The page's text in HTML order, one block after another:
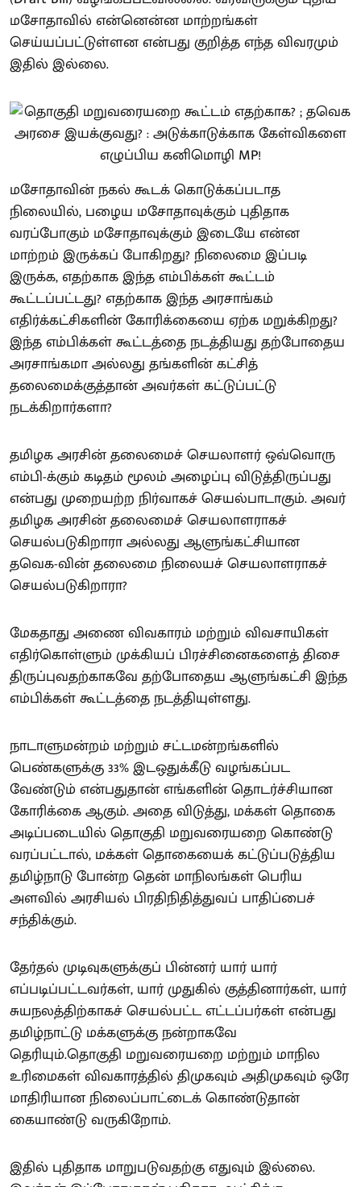
மசோதாவில் என்னென்ன மாற்றங்கள்
செய்யப்பட்டுள்ளன என்பது குறித்த எந்த விவரமும்
இதில் இல்லை.
மசோதாவின் நகல் கூடக் கொடுக்கப்படாத
நிலையில், பழைய மசோதாவுக்கும் புதிதாக
வரப்போகும் மசோதாவுக்கும் இடையே என்ன
மாற்றம் இருக்கப் போகிறது? நிலைமை இப்படி
இருக்க, எதற்காக இந்த எம்பிக்கள் கூட்டம்
கூட்டப்பட்டது? எதற்காக இந்த அரசாங்கம்
எதிர்க்கட்சிகளின் கோரிக்கையை ஏற்க மறுக்கிறது?
இந்த எம்பிக்கள் கூட்டத்தை நடத்தியது தற்போதைய
அரசாங்கமா அல்லது தங்களின் கட்சித்
தலைமைக்குத்தான் அவர்கள் கட்டுப்பட்டு
நடக்கிறார்களா?
தமிழக அரசின் தலைமைச் செயலாளர் ஒவ்வொரு
எம்பி-க்கும் கடிதம் மூலம் அழைப்பு விடுத்திருப்பது
என்பது முறையற்ற நிர்வாகச் செயல்பாடாகும். அவர்
தமிழக அரசின் தலைமைச் செயலாளராகச்
செயல்படுகிறாரா அல்லது ஆளுங்கட்சியான
தவெக-வின் தலைமை நிலையச் செயலாளராகச்
செயல்படுகிறாரா?
மேகதாது அணை விவகாரம் மற்றும் விவசாயிகள்
எதிர்கொள்ளும் முக்கியப் பிரச்சினைகளைத் திசை
திருப்புவதற்காகவே தற்போதைய ஆளுங்கட்சி இந்த
எம்பிக்கள் கூட்டத்தை நடத்தியுள்ளது.
நாடாளுமன்றம் மற்றும் சட்டமன்றங்களில்
பெண்களுக்கு 33% இடஒதுக்கீடு வழங்கப்பட
வேண்டும் என்பதுதான் எங்களின் தொடர்ச்சியான
கோரிக்கை ஆகும். அதை விடுத்து, மக்கள் தொகை
அடிப்படையில் தொகுதி மறுவரையறை கொண்டு
வரப்பட்டால், மக்கள் தொகையைக் கட்டுப்படுத்திய
தமிழ்நாடு போன்ற தென் மாநிலங்கள் பெரிய
அளவில் அரசியல் பிரதிநிதித்துவப் பாதிப்பைச்
சந்திக்கும்.
தேர்தல் முடிவுகளுக்குப் பின்னர் யார் யார்
எப்படிப்பட்டவர்கள், யார் முதுகில் குத்தினார்கள், யார்
சுயநலத்திற்காகச் செயல்பட்ட எட்டப்பர்கள் என்பது
தமிழ்நாட்டு மக்களுக்கு நன்றாகவே
தெரியும்.தொகுதி மறுவரையறை மற்றும் மாநில
உரிமைகள் விவகாரத்தில் திமுகவும் அதிமுகவும் ஒரே
மாதிரியான நிலைப்பாட்டைக் கொண்டுதான்
கையாண்டு வருகிறோம்.
இதில் புதிதாக மாறுபடுவதற்கு எதுவும் இல்லை.